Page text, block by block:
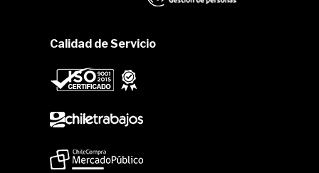
Calidad de Servicio